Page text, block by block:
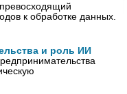
к обработке данных.
и роль ИИ